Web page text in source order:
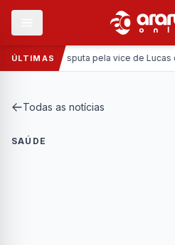
ÚLTIMAS
Política:Disputa pela vice de Lucas
Todas as notícias
SAÚDE